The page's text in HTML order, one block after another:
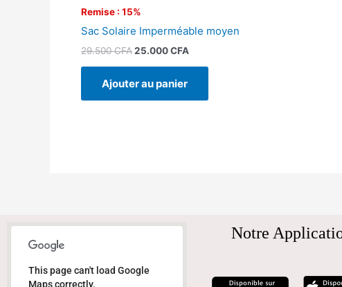
Remise : 15%
Sac Solaire Imperméable moyen
29.500CFA25.000CFA
Ajouter au panier
This page can't load Google
Maps correctly.
Notre